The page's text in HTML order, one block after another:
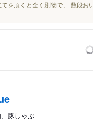
を頂くと全く別物で、 数段お
豚しゃぶ